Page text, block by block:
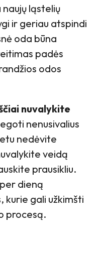
ląstelių
ir geriau atspindi
oda būna
padės
odos
nuvalykite
nenusivalius
nedėvite
veidą
prausikliu.
dieną
kurie gali užkimšti
procesą.